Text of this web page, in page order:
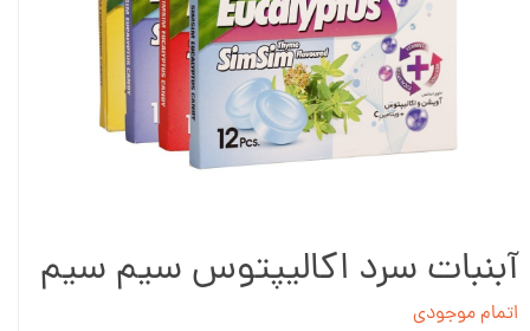
آبنبات سرد اکالیپتوس سیم سیم
اتمام موجودی